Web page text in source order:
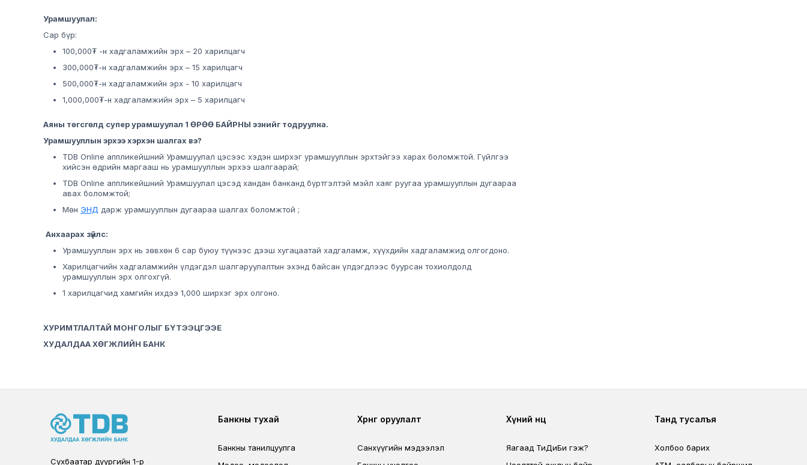
Урамшуулал:
Сар бүр:
100,000₮ -н хадгаламжийн эрх – 20 харилцагч
300,000₮-н хадгаламжийн эрх – 15 харилцагч
500,000₮-н хадгаламжийн эрх - 10 харилцагч
1,000,000₮-н хадгаламжийн эрх – 5 харилцагч
Аяны төгсгөлд супер урамшуулал 1 ӨРӨӨ БАЙРНЫ эзнийг тодруулна.
Урамшууллын эрхээ хэрхэн шалгах вэ?
TDB Online аппликейшний Урамшуулал цэсээс хэдэн ширхэг урамшууллын эрхтэйгээ харах боломжтой. Гүйлгээ
хийсэн өдрийн маргааш нь урамшууллын эрхээ шалгаарай;
TDB Online аппликейшний Урамшуулал цэсэд хандан банканд бүртгэлтэй мэйл хаяг руугаа урамшууллын дугаараа
авах боломжтой;
Мөн ЭНД дарж урамшууллын дугаараа шалгах боломжтой ;
Анхаарах зүйлс:
Урамшууллын эрх нь зөвхөн 6 сар буюу түүнээс дээш хугацаатай хадгаламж, хүүхдийн хадгаламжид олгогдоно.
Харилцагчийн хадгаламжийн үлдэгдэл шалгаруулалтын эхэнд байсан үлдэгдлээс буурсан тохиолдолд
урамшууллын эрх олгохгүй.
1 харилцагчид хамгийн ихдээ 1,000 ширхэг эрх олгоно.
ХУРИМТЛАЛТАЙ МОНГОЛЫГ БҮТЭЭЦГЭЭЕ
ХУДАЛДАА ХӨГЖЛИЙН БАНК
Сүхбаатар дүүргийн 1-р
Footer
Банкны тухай
Банкны танилцуулга
Footer third
Хөрөнгө оруулалт
Санхүүгийн мэдээлэл
Footer second
Хүний нөөц
Яагаад ТиДиБи гэж?
Footer fourth
Танд тусалъя
Холбоо барих